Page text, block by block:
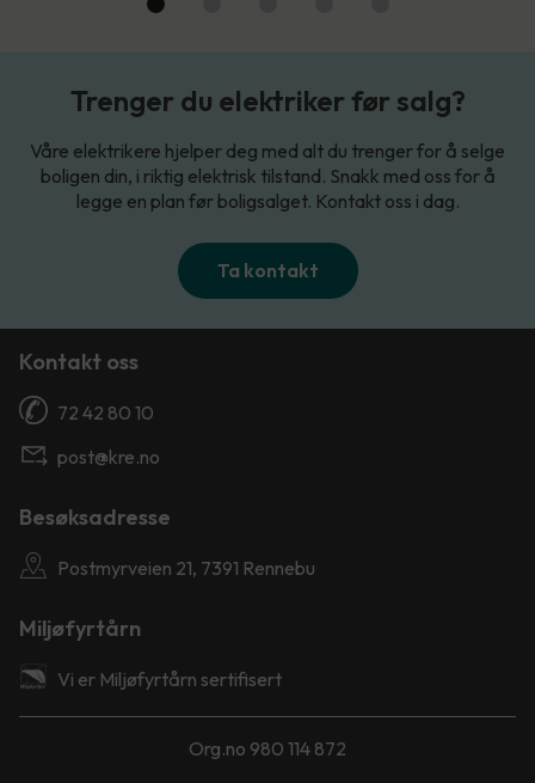
Trenger du elektriker før salg?
Våre elektrikere hjelper deg med alt du trenger for å selge
boligen din, i riktig elektrisk tilstand. Snakk med oss for å
legge en plan før boligsalget. Kontakt oss i dag.
Ta kontakt
Kontakt oss
72 42 80 10
post@kre.no
Besøksadresse
Postmyrveien 21, 7391 Rennebu
Miljøfyrtårn
Vi er Miljøfyrtårn sertifisert
Org.no 980 114 872